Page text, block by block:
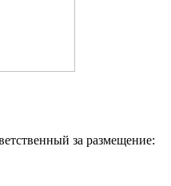
за размещение: